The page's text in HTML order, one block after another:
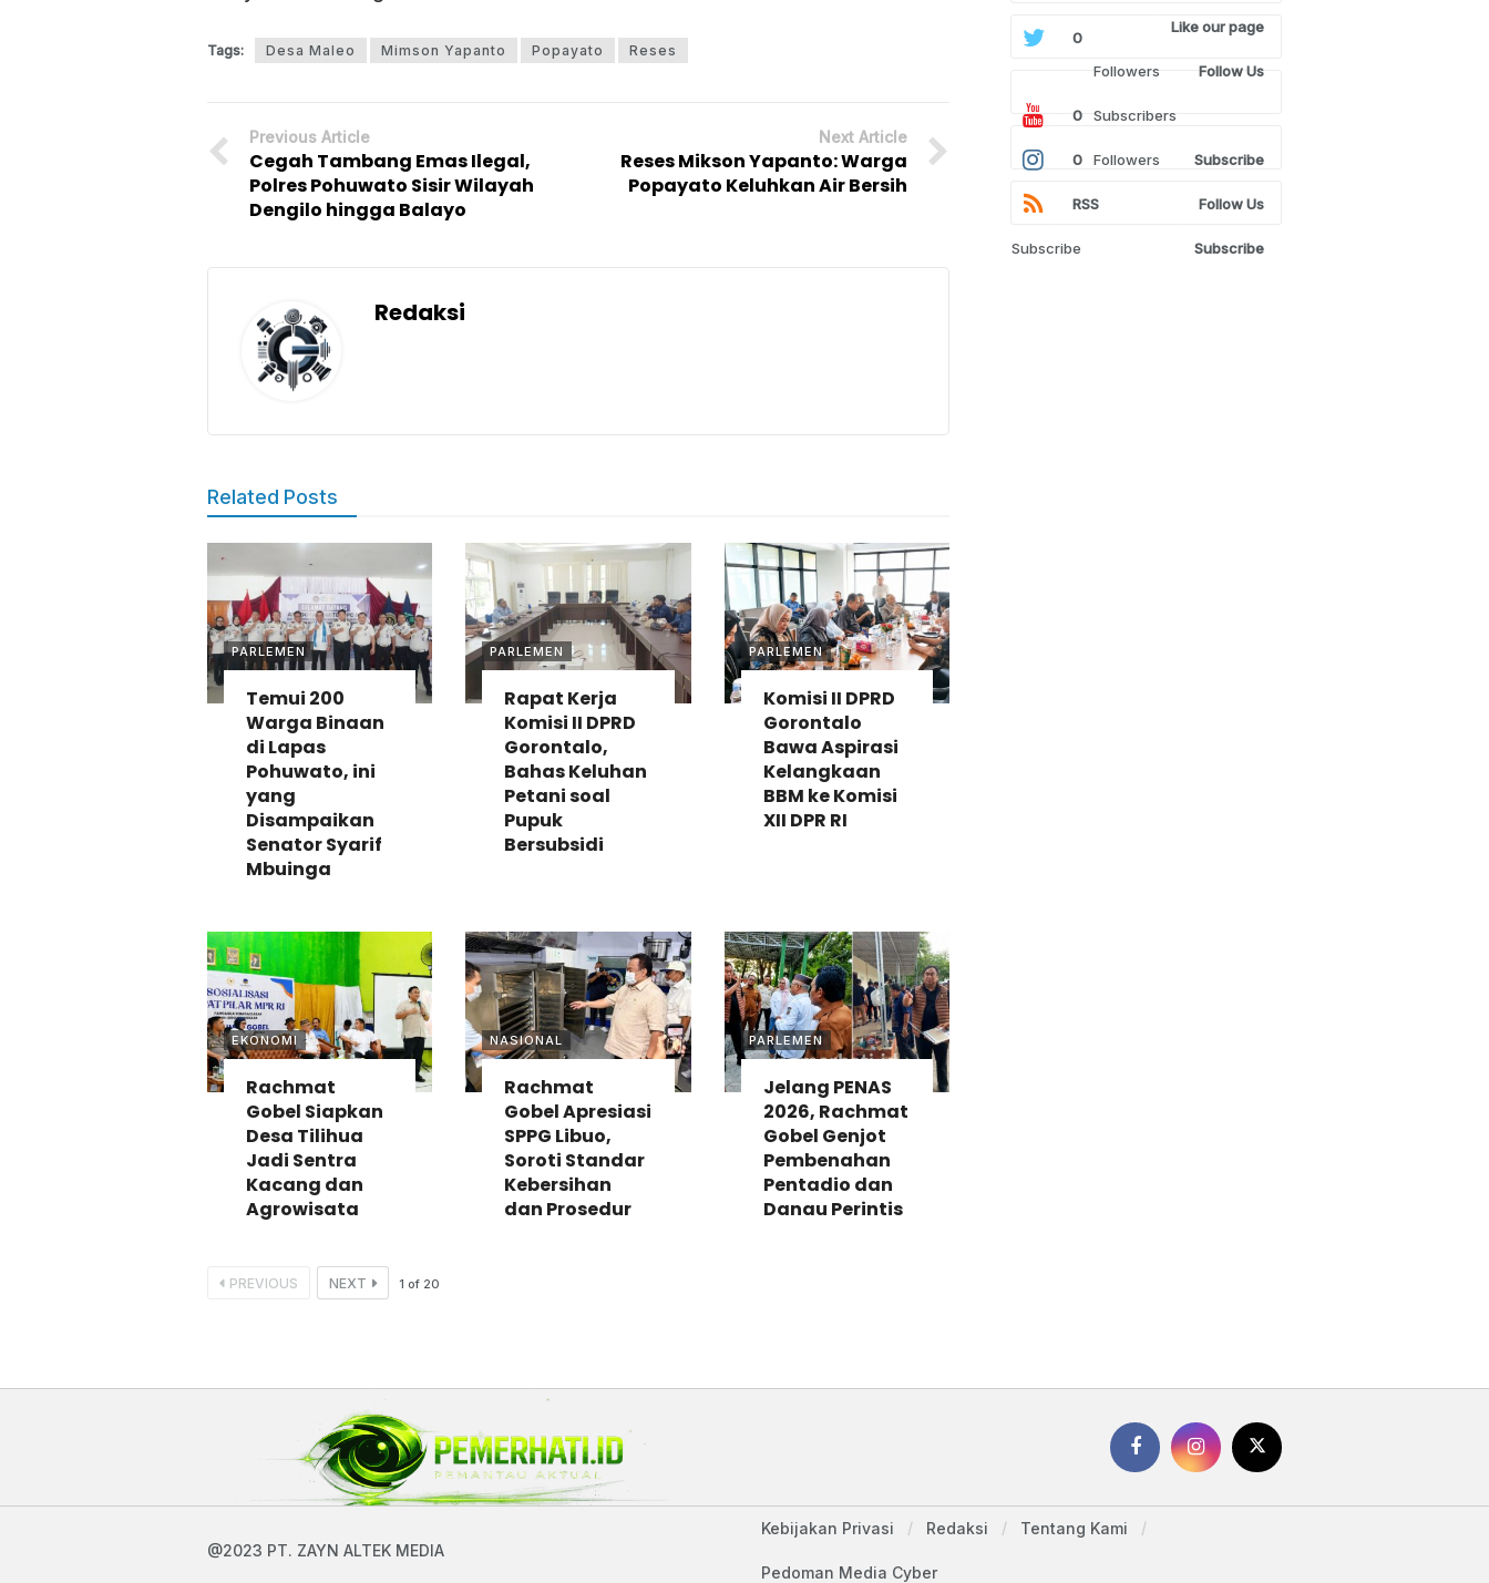
Tags: Desa Maleo Mimson Yapanto Popayato Reses
Previous Article
Cegah Tambang Emas Ilegal,
Polres Pohuwato Sisir Wilayah
Dengilo hingga Balayo
Next Article
Reses Mikson Yapanto: Warga
Popayato Keluhkan Air Bersih
Redaksi
Related Posts
PARLEMEN
Temui 200
Warga Binaan
di Lapas
Pohuwato, ini
yang
Disampaikan
Senator Syarif
Mbuinga
PARLEMEN
Rapat Kerja
Komisi II DPRD
Gorontalo,
Bahas Keluhan
Petani soal
Pupuk
Bersubsidi
PARLEMEN
Komisi II DPRD
Gorontalo
Bawa Aspirasi
Kelangkaan
BBM ke Komisi
XII DPR RI
EKONOMI
Rachmat
Gobel Siapkan
Desa Tilihua
Jadi Sentra
Kacang dan
Agrowisata
NASIONAL
Rachmat
Gobel Apresiasi
SPPG Libuo,
Soroti Standar
Kebersihan
dan Prosedur
PARLEMEN
Jelang PENAS
2026, Rachmat
Gobel Genjot
Pembenahan
Pentadio dan
Danau Perintis
PREVIOUS NEXT 1 of 20
Like our page
0
Followers
Follow Us
0 Subscribers
Subscribe
0 Followers
Follow Us
RSS
Subscribe Subscribe
@2023 PT. ZAYN ALTEK MEDIA
Kebijakan Privasi Redaksi Tentang Kami
Pedoman Media Cyber